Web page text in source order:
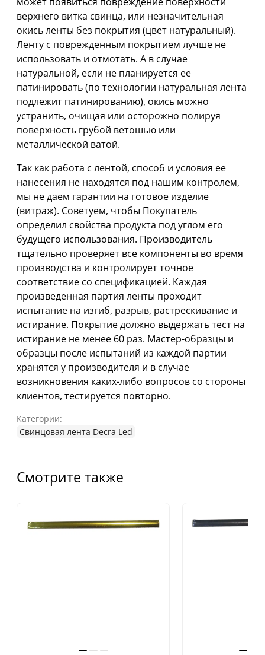
верхнего витка свинца, или незначительная
окись ленты без покрытия (цвет натуральный).
Ленту с поврежденным покрытием лучше не
использовать и отмотать. А в случае
натуральной, если не планируется ее
патинировать (по технологии натуральная лента
подлежит патинированию), окись можно
устранить, очищая или осторожно полируя
поверхность грубой ветошью или
металлической ватой.
Так как работа с лентой, способ и условия ее
нанесения не находятся под нашим контролем,
мы не даем гарантии на готовое изделие
(витраж). Советуем, чтобы Покупатель
определил свойства продукта под углом его
будущего использования. Производитель
тщательно проверяет все компоненты во время
производства и контролирует точное
соответствие со спецификацией. Каждая
произведенная партия ленты проходит
испытание на изгиб, разрыв, растрескивание и
истирание. Покрытие должно выдержать тест на
истирание не менее 60 раз. Мастер-образцы и
образцы после испытаний из каждой партии
хранятся у производителя и в случае
возникновения каких-либо вопросов со стороны
клиентов, тестируется повторно.
Категории:
Свинцовая лента Decra Led
Смотрите также